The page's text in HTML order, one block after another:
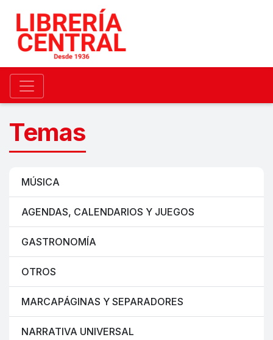
Temas
MÚSICA
AGENDAS, CALENDARIOS Y JUEGOS
GASTRONOMÍA
OTROS
MARCAPÁGINAS Y SEPARADORES
NARRATIVA UNIVERSAL